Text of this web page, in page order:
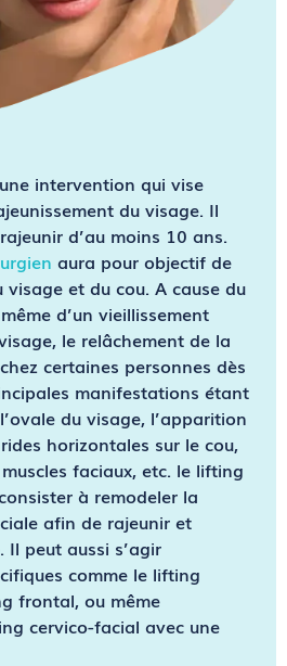
intervention qui vise
du visage. Il
d’au moins 10 ans.
aura pour objectif de
et du cou. A cause du
d’un vieillissement
le relâchement de la
certaines personnes dès
manifestations étant
du visage, l’apparition
horizontales sur le cou,
faciaux, etc. le lifting
à remodeler la
afin de rajeunir et
Il peut aussi s’agir
comme le lifting
frontal, ou même
cervico-facial avec une